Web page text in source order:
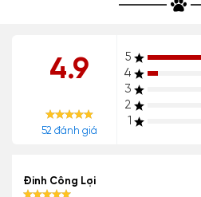
4.9
52 đánh giá
5
4
3
2
1
Đinh Công Lợi